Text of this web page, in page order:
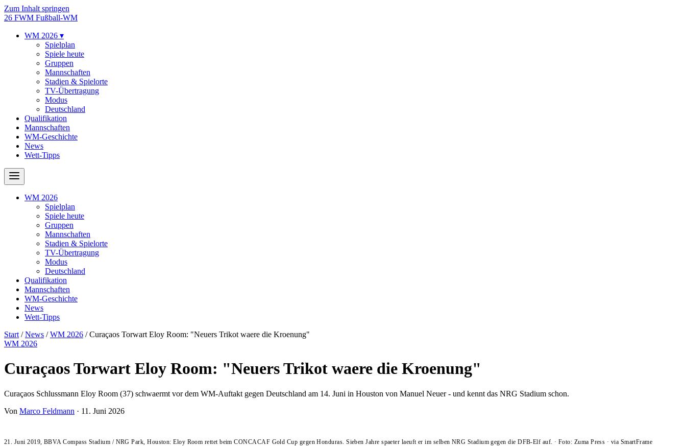
Zum Inhalt springen
26 FWM Fußball-WM
WM 2026 ▾
Spielplan
Spiele heute
Gruppen
Mannschaften
Stadien & Spielorte
TV-Übertragung
Modus
Deutschland
Qualifikation
Mannschaften
WM-Geschichte
News
Wett-Tipps
WM 2026
Spielplan
Spiele heute
Gruppen
Mannschaften
Stadien & Spielorte
TV-Übertragung
Modus
Deutschland
Qualifikation
Mannschaften
WM-Geschichte
News
Wett-Tipps
Start /News /WM 2026 /Curaçaos Torwart Eloy Room: "Neuers Trikot waere die Kroenung"
WM 2026
Curaçaos Torwart Eloy Room: "Neuers Trikot waere die Kroenung"
Curaçaos Schlussmann Eloy Room (37) schwaermt vor dem WM-Auftakt gegen Deutschland am 14. Juni in Houston von Manuel Neuer - und kennt das NRG Stadium schon.
Von Marco Feldmann · 11. Juni 2026
21. Juni 2019, BBVA Compass Stadium / NRG Park, Houston: Eloy Room rettet beim CONCACAF Gold Cup gegen Honduras. Sieben Jahre spaeter laeuft er im selben NRG Stadium gegen die DFB-Elf auf. ·Foto: Zuma Press · via SmartFrame